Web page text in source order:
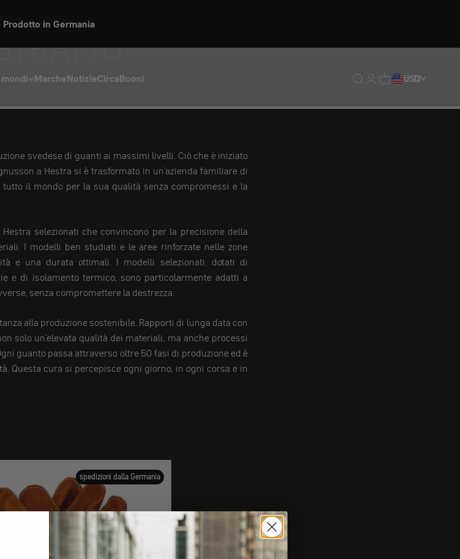
Prodotto in Germania
MarcheNotizieCircaBuoni Traduzione mancante:
Traduzione
Traduzione
USD
IT
svedese di guanti ai massimi livelli. Ciò che è iniziato
a Hestra si è trasformato in un'azienda familiare di
il mondo per la sua qualità senza compromessi e la
selezionati che convincono per la precisione della
I modelli ben studiati e le aree rinforzate nelle zone
e una durata ottimali. I modelli selezionati, dotati di
e di isolamento termico, sono particolarmente adatti a
senza compromettere la destrezza.
alla produzione sostenibile. Rapporti di lunga data con
solo un'elevata qualità dei materiali, ma anche processi
guanto passa attraverso oltre 50 fasi di produzione ed è
Questa cura si percepisce ogni giorno, in ogni corsa e in
spedizioni dalla Germania